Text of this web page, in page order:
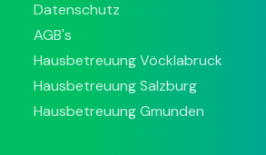
Datenschutz
AGB's
Hausbetreuung Vöcklabruck
Hausbetreuung Salzburg
Hausbetreuung Gmunden